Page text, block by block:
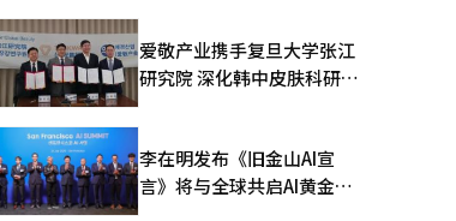
爱敬产业携手复旦大学张江
研究院 深化韩中皮肤科研合
李在明发布《旧金山AI宣
言》将与全球共启AI黄金时